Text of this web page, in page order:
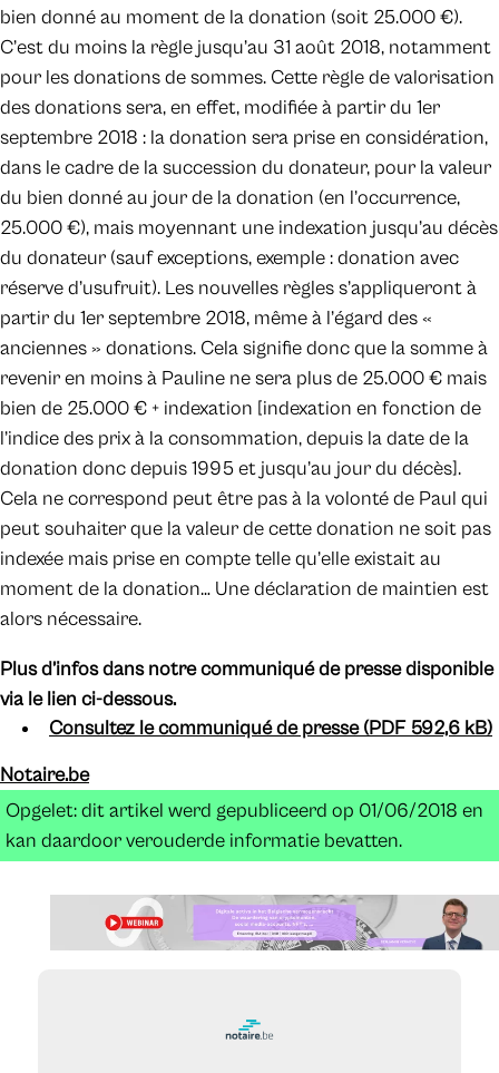
bien donné au moment de la donation (soit 25.000 €).
C’est du moins la règle jusqu’au 31 août 2018, notamment
pour les donations de sommes. Cette règle de valorisation
des donations sera, en effet, modifiée à partir du 1er
septembre 2018 : la donation sera prise en considération,
dans le cadre de la succession du donateur, pour la valeur
du bien donné au jour de la donation (en l’occurrence,
25.000 €), mais moyennant une indexation jusqu’au décès
du donateur (sauf exceptions, exemple : donation avec
réserve d’usufruit). Les nouvelles règles s’appliqueront à
partir du 1er septembre 2018, même à l’égard des «
anciennes » donations. Cela signifie donc que la somme à
revenir en moins à Pauline ne sera plus de 25.000 € mais
bien de 25.000 € + indexation [indexation en fonction de
l’indice des prix à la consommation, depuis la date de la
donation donc depuis 1995 et jusqu’au jour du décès].
Cela ne correspond peut être pas à la volonté de Paul qui
peut souhaiter que la valeur de cette donation ne soit pas
indexée mais prise en compte telle qu’elle existait au
moment de la donation… Une déclaration de maintien est
alors nécessaire.
Plus d’infos dans notre communiqué de presse disponible
via le lien ci-dessous.
Consultez le communiqué de presse (PDF 592,6 kB)
Notaire.be
Opgelet: dit artikel werd gepubliceerd op 01/06/2018 en
kan daardoor verouderde informatie bevatten.